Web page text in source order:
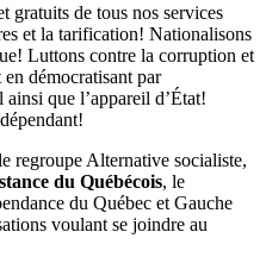
gratuits de tous nos services
et la tarification! Nationalisons
Luttons contre la corruption et
démocratisant par
que l’appareil d’État!
regroupe Alternative socialiste,
du Québécois, le
du Québec et Gauche
voulant se joindre au